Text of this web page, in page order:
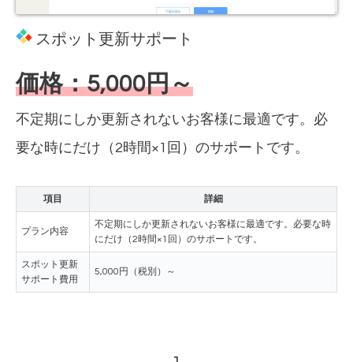
スポット更新サポート
価格：5,000円～
不定期にしか更新されないお客様に最適です。必
要な時にだけ（2時間×1回）のサポートです。
項目 詳細
プラン内容
不定期にしか更新されないお客様に最適です。必要な時
にだけ（2時間×1回）のサポートです。
スポット更新
サポート費用
5,000円（税別）～